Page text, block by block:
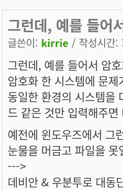
그런데, 예를 들어
글쓴이: kirrie / 작성시간
그런데, 예를 들어서 암
암호화 한 시스템에 문
동일한 환경의 시스템을
드 같은 것만 입력해주
예전에 윈도우즈에서 그
눈물을 머금고 파일을
--->
데비안 & 우분투로 대동